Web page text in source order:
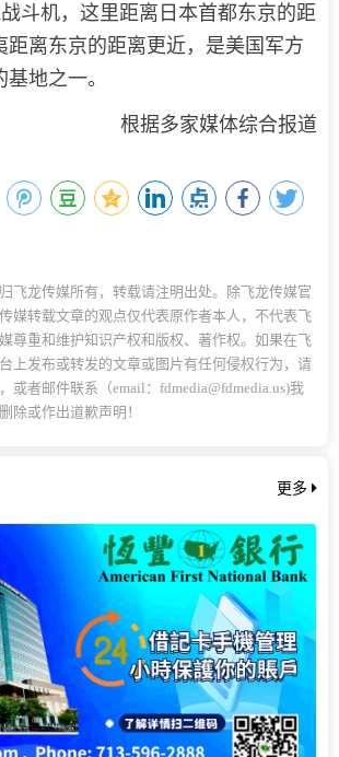
斗机，这里距离日本首都东京的距
距离东京的距离更近，是美国军方
地之一。
根据多家媒体综合报道
飞龙传媒所有，转载请注明出处。除飞龙传媒官
媒转载文章的观点仅代表原作者本人，不代表飞
尊重和维护知识产权和版权、著作权。如果在飞
上发布或转发的文章或图片有任何侵权行为，请
或者邮件联系（email：fdmedia@fdmedia.us)我
除或作出道歉声明！
更多